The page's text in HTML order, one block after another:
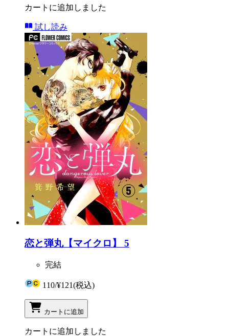
カートに追加しました
試し読み
恋と弾丸【マイクロ】 5
完結
110/¥121(税込)
カートに追加
カートに追加しました